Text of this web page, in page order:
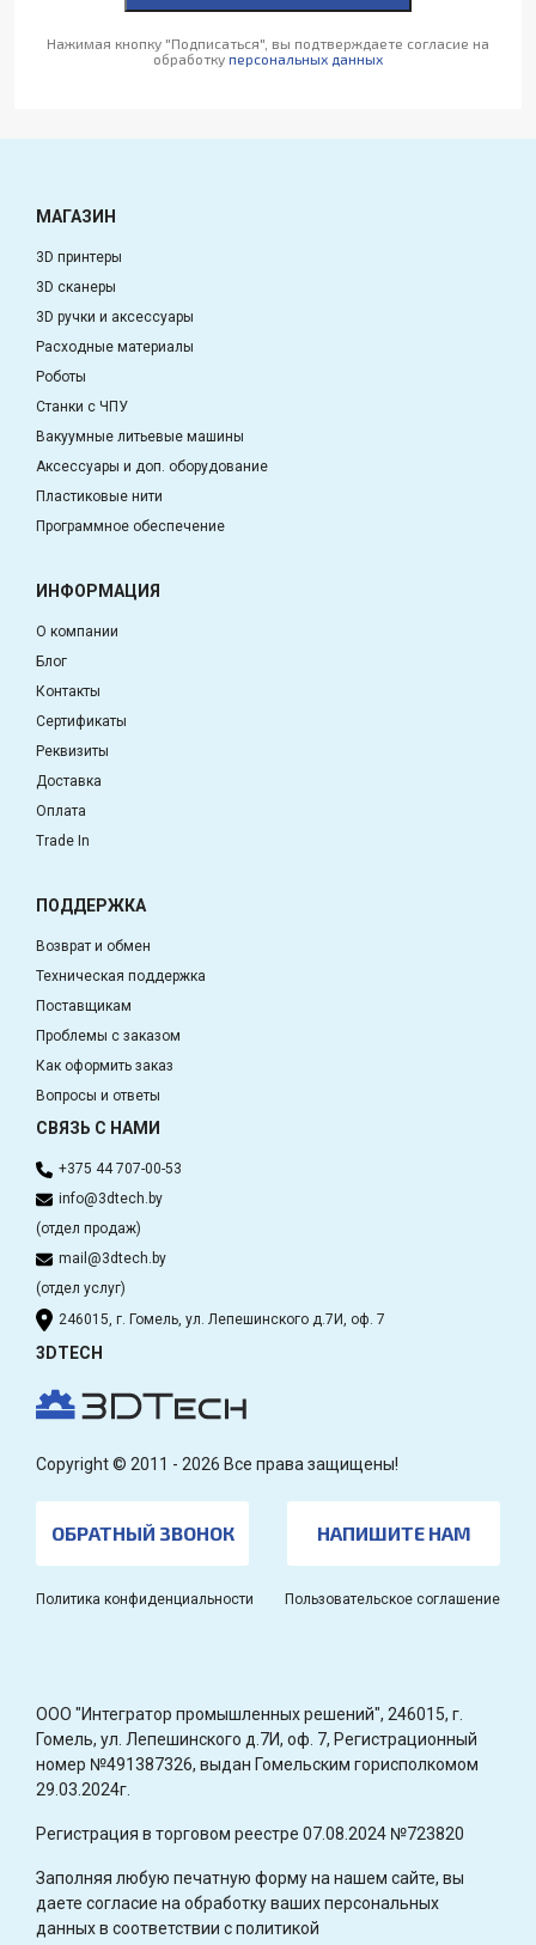
Нажимая кнопку "Подписаться", вы подтверждаете согласие на
обработку персональных данных
МАГАЗИН
3D принтеры
3D сканеры
3D ручки и аксессуары
Расходные материалы
Роботы
Станки с ЧПУ
Вакуумные литьевые машины
Аксессуары и доп. оборудование
Пластиковые нити
Программное обеспечение
ИНФОРМАЦИЯ
О компании
Блог
Контакты
Сертификаты
Реквизиты
Доставка
Оплата
Trade In
ПОДДЕРЖКА
Возврат и обмен
Техническая поддержка
Поставщикам
Проблемы с заказом
Как оформить заказ
Вопросы и ответы
СВЯЗЬ С НАМИ
+375 44 707-00-53
info@3dtech.by
(отдел продаж)
mail@3dtech.by
(отдел услуг)
246015, г. Гомель, ул. Лепешинского д.7И, оф. 7
3DTECH
Copyright © 2011 - 2026 Все права защищены!
ОБРАТНЫЙ ЗВОНОК НАПИШИТЕ НАМ
Политика конфиденциальности Пользовательское соглашение
OOO "Интегратор промышленных решений", 246015, г.
Гомель, ул. Лепешинского д.7И, оф. 7, Регистрационный
номер №491387326, выдан Гомельским горисполкомом
29.03.2024г.
Регистрация в торговом реестре 07.08.2024 №723820
Заполняя любую печатную форму на нашем сайте, вы
даете согласие на обработку ваших персональных
данных в соответствии с политикой